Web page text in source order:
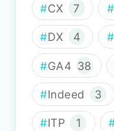
CX 7
DX 4
GA4 38
Indeed 3
ITP 1